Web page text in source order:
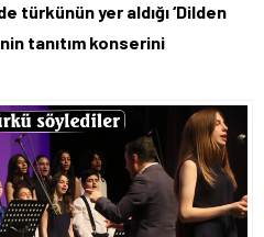
türkünün yer aldığı ‘Dilden
tanıtım konserini